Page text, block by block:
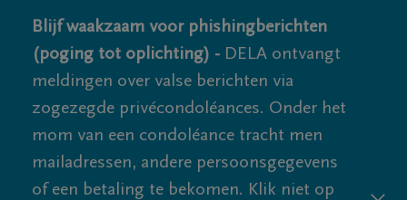
Blijf waakzaam voor phishingberichten
(poging tot oplichting) - DELA ontvangt
meldingen over valse berichten via
zogezegde privécondoléances. Onder het
mom van een condoléance tracht men
mailadressen, andere persoonsgegevens
of een betaling te bekomen. Klik niet op